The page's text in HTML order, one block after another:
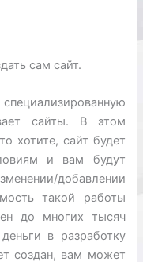
сам сайт.
сайты. В этом
хотите, сайт будет
и вам будут
добавлении
такой работы
до многих тысяч
в разработку
создан, вам может